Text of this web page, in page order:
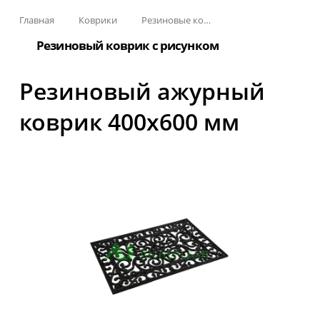
Главная Коврики Резиновые коврики
Резиновый коврик с рисунком
Резиновый ажурный
коврик 400x600 мм